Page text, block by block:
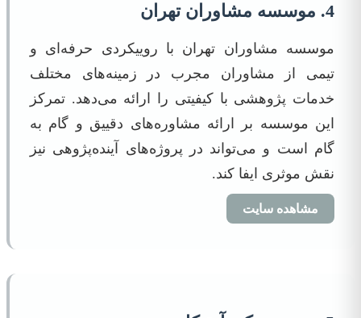
4. موسسه مشاوران تهران
موسسه مشاوران تهران با روییکردی حرفه‌ای و
تیمی از مشاوران مجرب در زمینه‌های مختلف
خدمات پژوهشی با کیفیتی را ارائه می‌دهد. تمرکز
این موسسه بر ارائه مشاوره‌های دقییق و گام به
گام است و می‌تواند در پروژه‌های آینده‌پژوهی نیز
نقش موثری ایفا کند.
مشاهده سایت